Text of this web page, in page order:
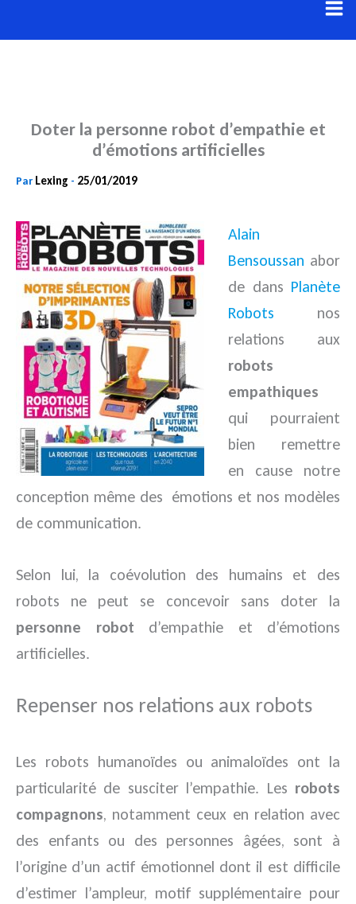
au
Doter la personne robot d’empathie et
d’émotions artificielles
Par Lexing - 25/01/2019
Alain
Bensoussan abor
de dans Planète
Robots nos
relations aux
robots
empathiques
qui pourraient
bien remettre
en cause notre
conception même des émotions et nos modèles
de communication.
Selon lui, la coévolution des humains et des
robots ne peut se concevoir sans doter la
personne robot d’empathie et d’émotions
artificielles.
Repenser nos relations aux robots
Les robots humanoïdes ou animaloïdes ont la
particularité de susciter l’empathie. Les robots
compagnons, notamment ceux en relation avec
des enfants ou des personnes âgées, sont à
l’origine d’un actif émotionnel dont il est difficile
d’estimer l’ampleur, motif supplémentaire pour